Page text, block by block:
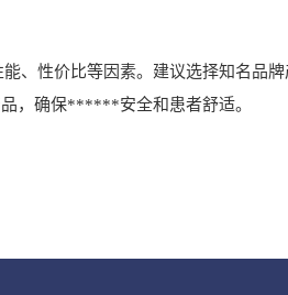
性价比等因素。建议选择知名品牌
，确保******安全和患者舒适。